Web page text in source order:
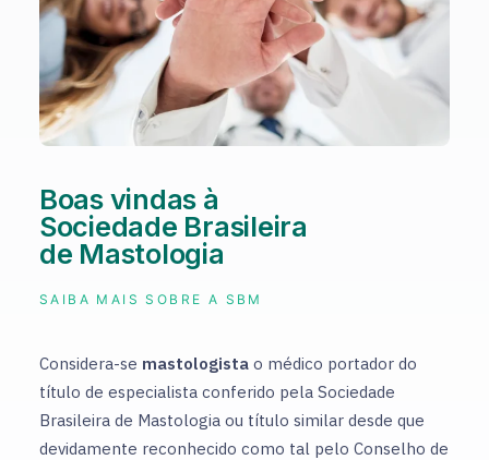
Boas vindas à
Sociedade Brasileira
de Mastologia
SAIBA MAIS SOBRE A SBM
Considera-se mastologista o médico portador do
título de especialista conferido pela Sociedade
Brasileira de Mastologia ou título similar desde que
devidamente reconhecido como tal pelo Conselho de